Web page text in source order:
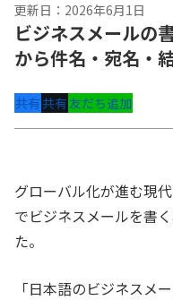
更新日：2026年6月1日
ビジネスメールの
から件名・宛名・
共有共有友だち追加
グローバル化が進む現
でビジネスメールを書
た。
「日本語のビジネスメ